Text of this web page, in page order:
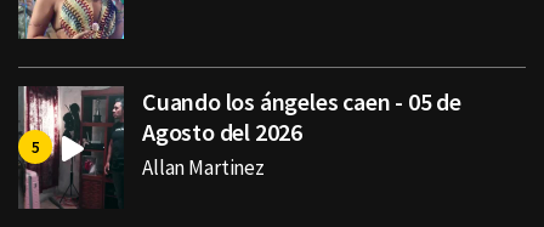
Cuando los ángeles caen - 05 de
Agosto del 2026
Allan Martinez